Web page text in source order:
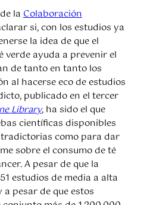
laColaboración
si, con los estudios ya
la idea de que el
verde ayuda a prevenir el
de tanto en tanto los
al hacerse eco de estudios
publicado en el tercer
Library, ha sido el que
científicas disponibles
como para dar
sobre el consumo de té
A pesar de que la
estudios de media a alta
pesar de que estos